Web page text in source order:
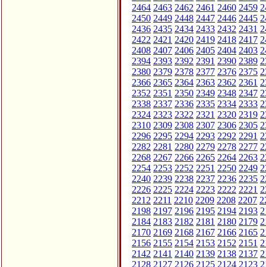
2464 2463 2462 2461 2460 2459
2450 2449 2448 2447 2446 2445
2436 2435 2434 2433 2432 2431
2422 2421 2420 2419 2418 2417
2408 2407 2406 2405 2404 2403
2394 2393 2392 2391 2390 2389
2380 2379 2378 2377 2376 2375
2366 2365 2364 2363 2362 2361
2352 2351 2350 2349 2348 2347
2338 2337 2336 2335 2334 2333
2324 2323 2322 2321 2320 2319
2310 2309 2308 2307 2306 2305
2296 2295 2294 2293 2292 2291
2282 2281 2280 2279 2278 2277
2268 2267 2266 2265 2264 2263
2254 2253 2252 2251 2250 2249
2240 2239 2238 2237 2236 2235
2226 2225 2224 2223 2222 2221
2212 2211 2210 2209 2208 2207
2198 2197 2196 2195 2194 2193
2184 2183 2182 2181 2180 2179
2170 2169 2168 2167 2166 2165
2156 2155 2154 2153 2152 2151
2142 2141 2140 2139 2138 2137
2128 2127 2126 2125 2124 2123